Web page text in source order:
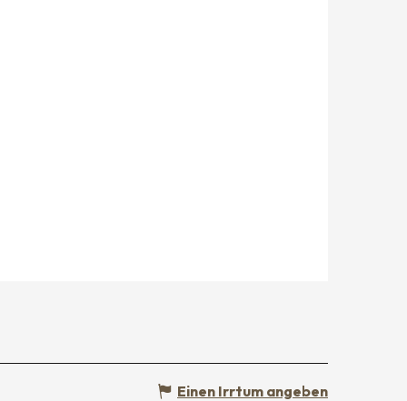
Einen Irrtum angeben